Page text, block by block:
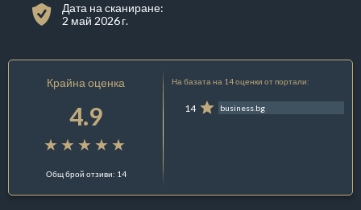
Дата на сканиране:
2 май 2026 г.
Крайна оценка
4.9
Общ брой отзиви: 14
На базата на 14 оценки от портали:
14 business.bg